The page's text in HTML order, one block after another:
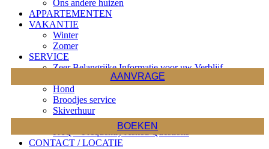
Ons andere huizen
APPARTEMENTEN
VAKANTIE
Winter
Zomer
SERVICE
Zeer Belangrijke Informatie voor uw Verblijf
Hond
Broodjes service
Skiverhuur
APP Zell am See / Kaprun
FAQ – Frequently Asked Questions
CONTACT / LOCATIE
AANVRAGE
BOEKEN